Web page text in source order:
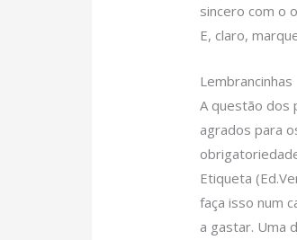
sincero com o
E, claro,
Lembrancinhas
A questão dos
agrados para
Etiqueta
faça isso num
a gastar. Uma